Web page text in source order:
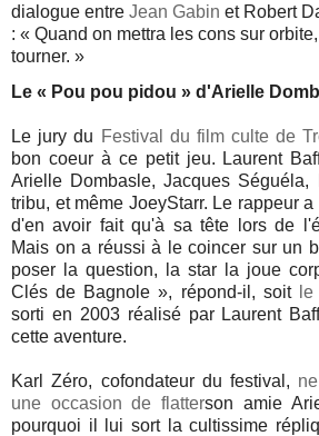
dialogue entre Jean Gabin et Robert
: « Quand on mettra les cons sur
tourner. »
Le « Pou pou pidou » d'Arielle
Le jury du Festival du film culte de
bon coeur à ce petit jeu. Laurent
Arielle Dombasle, Jacques
tribu, et même JoeyStarr. Le rappeur
d'en avoir fait qu'à sa tête lors de
Mais on a réussi à le coincer sur un
poser la question, la star la joue
Clés de Bagnole », répond-il, soit
sorti en 2003 réalisé par Laurent
cette aventure.
Karl Zéro, cofondateur du festival,
une occasion de flatterson amie
pourquoi il lui sort la cultissime